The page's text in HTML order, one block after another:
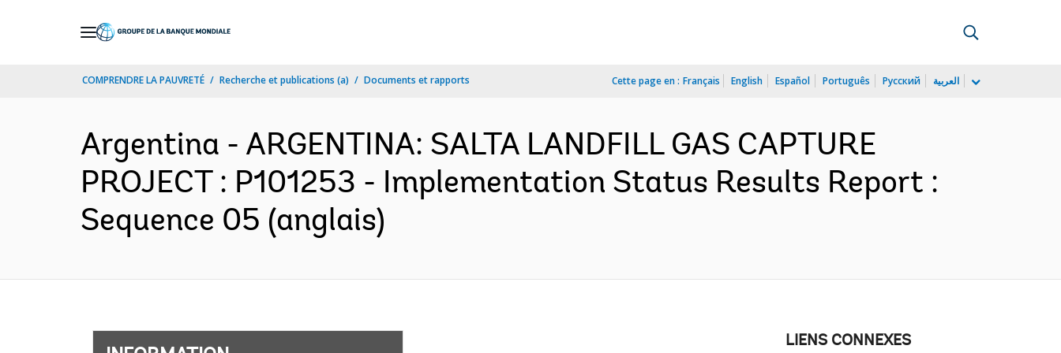
COMPRENDRE LA PAUVRETÉ Recherche et publications (a) Documents et rapports Cette page en : Français English Español Português Русский العربية
Argentina - ARGENTINA: SALTA LANDFILL GAS CAPTURE
PROJECT : P101253 - Implementation Status Results Report :
Sequence 05 (anglais)
LIENS CONNEXES